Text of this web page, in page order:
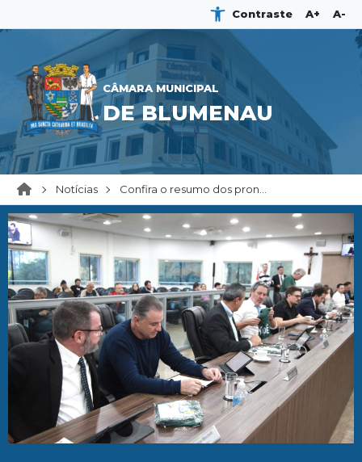
Contraste A+ A-
CÂMARA MUNICIPAL
DE BLUMENAU
Notícias Confira o resumo dos pron...